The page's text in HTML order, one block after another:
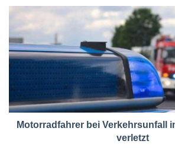
Motorradfahrer bei Verkehrsunfall
verletzt